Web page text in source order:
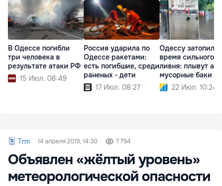
В Одессе погибли
три человека в
результате атаки РФ
15 Июл. 08:49
Россия ударила по
Одессе ракетами:
есть погибшие, среди
раненых - дети
17 Июл. 08:27
Одессу затопило
время сильного
ливня: плывут
мусорные баки
22 Июл. 10:24
Trm 14 апреля 2019, 14:30 7 794
Объявлен «жёлтый уровень»
метеорологической опасности